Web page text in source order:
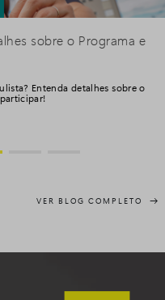
13/10/2025
enfeites natalinos para
lindos enfeites para o Natal!